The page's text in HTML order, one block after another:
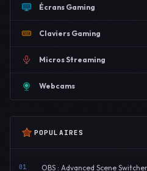
Écrans Gaming
Claviers Gaming
Micros Streaming
Webcams
POPULAIRES
01
OBS : Advanced Scene